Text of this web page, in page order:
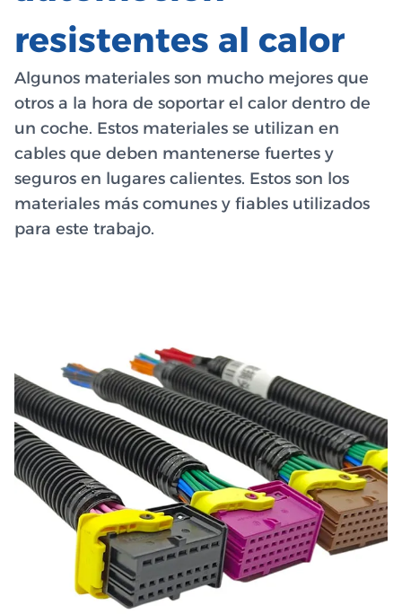
resistentes al calor
Algunos materiales son mucho mejores que
otros a la hora de soportar el calor dentro de
un coche. Estos materiales se utilizan en
cables que deben mantenerse fuertes y
seguros en lugares calientes. Estos son los
materiales más comunes y fiables utilizados
para este trabajo.